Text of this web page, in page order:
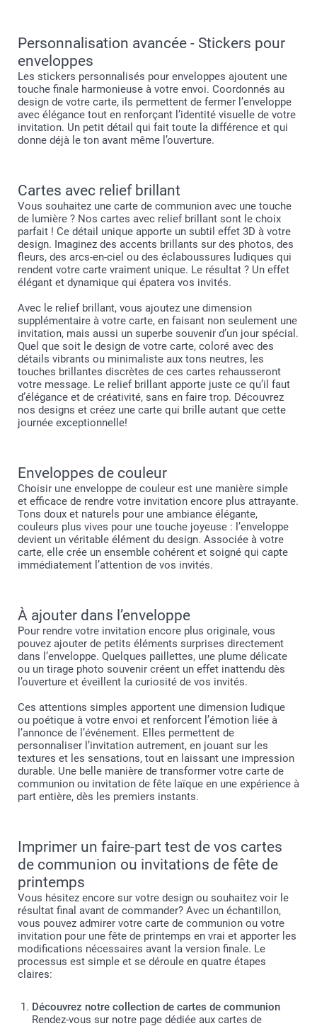
Personnalisation avancée - Stickers pour
enveloppes
Les stickers personnalisés pour enveloppes ajoutent une
touche finale harmonieuse à votre envoi. Coordonnés au
design de votre carte, ils permettent de fermer l’enveloppe
avec élégance tout en renforçant l’identité visuelle de votre
invitation. Un petit détail qui fait toute la différence et qui
donne déjà le ton avant même l’ouverture.
Cartes avec relief brillant
Vous souhaitez une carte de communion avec une touche
de lumière ? Nos cartes avec relief brillant sont le choix
parfait ! Ce détail unique apporte un subtil effet 3D à votre
design. Imaginez des accents brillants sur des photos, des
fleurs, des arcs-en-ciel ou des éclaboussures ludiques qui
rendent votre carte vraiment unique. Le résultat ? Un effet
élégant et dynamique qui épatera vos invités.
Avec le relief brillant, vous ajoutez une dimension
supplémentaire à votre carte, en faisant non seulement une
invitation, mais aussi un superbe souvenir d’un jour spécial.
Quel que soit le design de votre carte, coloré avec des
détails vibrants ou minimaliste aux tons neutres, les
touches brillantes discrètes de ces cartes rehausseront
votre message. Le relief brillant apporte juste ce qu’il faut
d’élégance et de créativité, sans en faire trop. Découvrez
nos designs et créez une carte qui brille autant que cette
journée exceptionnelle!
Enveloppes de couleur
Choisir une enveloppe de couleur est une manière simple
et efficace de rendre votre invitation encore plus attrayante.
Tons doux et naturels pour une ambiance élégante,
couleurs plus vives pour une touche joyeuse : l’enveloppe
devient un véritable élément du design. Associée à votre
carte, elle crée un ensemble cohérent et soigné qui capte
immédiatement l’attention de vos invités.
À ajouter dans l’enveloppe
Pour rendre votre invitation encore plus originale, vous
pouvez ajouter de petits éléments surprises directement
dans l’enveloppe. Quelques paillettes, une plume délicate
ou un tirage photo souvenir créent un effet inattendu dès
l’ouverture et éveillent la curiosité de vos invités.
Ces attentions simples apportent une dimension ludique
ou poétique à votre envoi et renforcent l’émotion liée à
l’annonce de l’événement. Elles permettent de
personnaliser l’invitation autrement, en jouant sur les
textures et les sensations, tout en laissant une impression
durable. Une belle manière de transformer votre carte de
communion ou invitation de fête laïque en une expérience à
part entière, dès les premiers instants.
Imprimer un faire-part test de vos cartes
de communion ou invitations de fête de
printemps
Vous hésitez encore sur votre design ou souhaitez voir le
résultat final avant de commander? Avec un échantillon,
vous pouvez admirer votre carte de communion ou votre
invitation pour une fête de printemps en vrai et apporter les
modifications nécessaires avant la version finale. Le
processus est simple et se déroule en quatre étapes
claires:
Découvrez notre collection de cartes de communion
Rendez-vous sur notre page dédiée aux cartes de